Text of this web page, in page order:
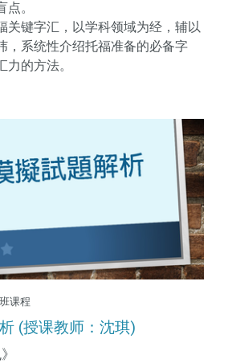
。
关键字汇，以学科领域为经，辅以
，系统性介绍托福准备的必备字
的方法。
课程
(授课教师：沈琪)